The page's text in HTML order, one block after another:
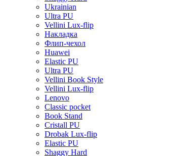
Ukrainian
Ultra PU
Vellini Lux-flip
Накладка
Флип-чехол
Huawei
Elastic PU
Ultra PU
Vellini Book Style
Vellini Lux-flip
Lenovo
Classic pocket
Book Stand
Cristall PU
Drobak Lux-flip
Elastic PU
Shaggy Hard